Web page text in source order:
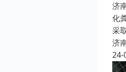
济
化
采
济
24-